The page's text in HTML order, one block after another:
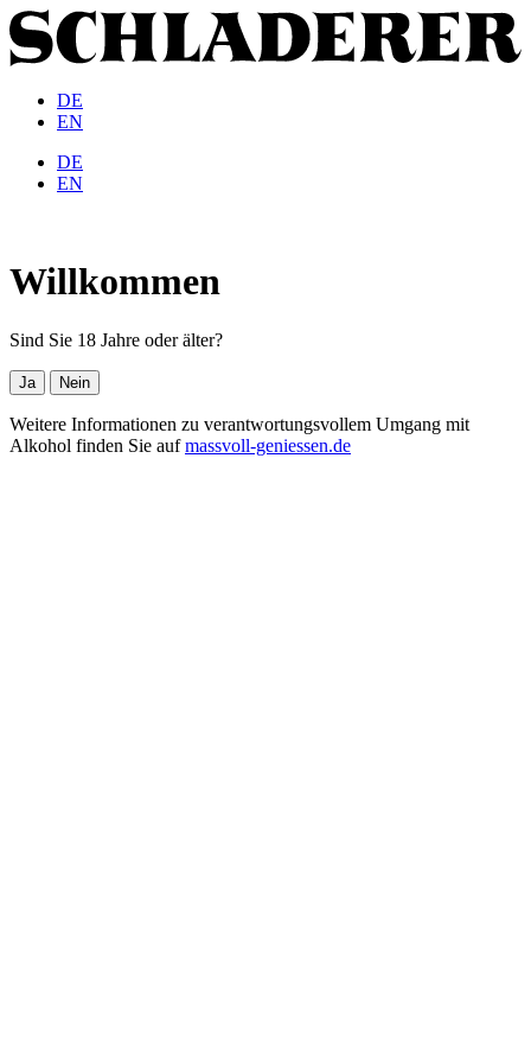
DE
EN
DE
EN
Willkommen
Sind Sie 18 Jahre oder älter?
Ja Nein
Weitere Informationen zu verantwortungsvollem Umgang mit
Alkohol finden Sie aufmassvoll-geniessen.de